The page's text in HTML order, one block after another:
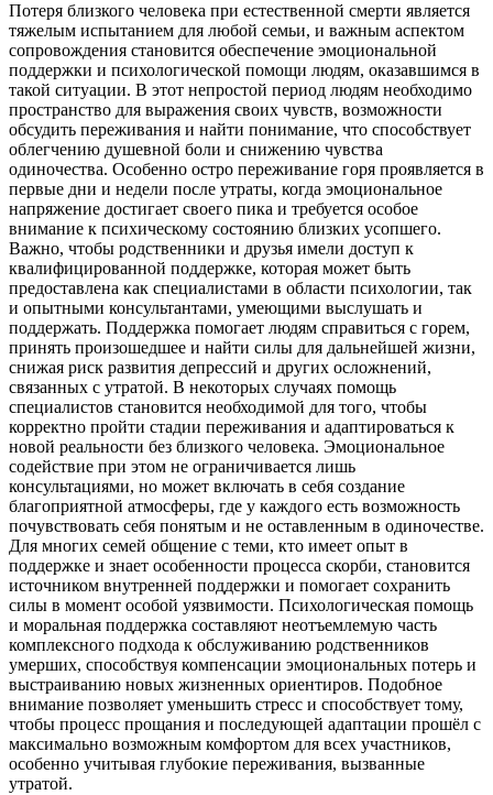
Потеря близкого человека при естественной смерти является
тяжелым испытанием для любой семьи, и важным аспектом
сопровождения становится обеспечение эмоциональной
поддержки и психологической помощи людям, оказавшимся в
такой ситуации. В этот непростой период людям необходимо
пространство для выражения своих чувств, возможности
обсудить переживания и найти понимание, что способствует
облегчению душевной боли и снижению чувства
одиночества. Особенно остро переживание горя проявляется в
первые дни и недели после утраты, когда эмоциональное
напряжение достигает своего пика и требуется особое
внимание к психическому состоянию близких усопшего.
Важно, чтобы родственники и друзья имели доступ к
квалифицированной поддержке, которая может быть
предоставлена как специалистами в области психологии, так
и опытными консультантами, умеющими выслушать и
поддержать. Поддержка помогает людям справиться с горем,
принять произошедшее и найти силы для дальнейшей жизни,
снижая риск развития депрессий и других осложнений,
связанных с утратой. В некоторых случаях помощь
специалистов становится необходимой для того, чтобы
корректно пройти стадии переживания и адаптироваться к
новой реальности без близкого человека. Эмоциональное
содействие при этом не ограничивается лишь
консультациями, но может включать в себя создание
благоприятной атмосферы, где у каждого есть возможность
почувствовать себя понятым и не оставленным в одиночестве.
Для многих семей общение с теми, кто имеет опыт в
поддержке и знает особенности процесса скорби, становится
источником внутренней поддержки и помогает сохранить
силы в момент особой уязвимости. Психологическая помощь
и моральная поддержка составляют неотъемлемую часть
комплексного подхода к обслуживанию родственников
умерших, способствуя компенсации эмоциональных потерь и
выстраиванию новых жизненных ориентиров. Подобное
внимание позволяет уменьшить стресс и способствует тому,
чтобы процесс прощания и последующей адаптации прошёл с
максимально возможным комфортом для всех участников,
особенно учитывая глубокие переживания, вызванные
утратой.